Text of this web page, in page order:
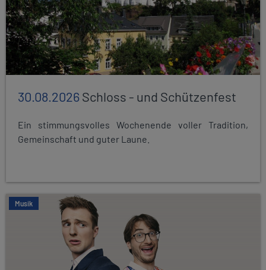
30.08.2026Schloss - und Schützenfest
Ein stimmungsvolles Wochenende voller Tradition,
Gemeinschaft und guter Laune.
Musik